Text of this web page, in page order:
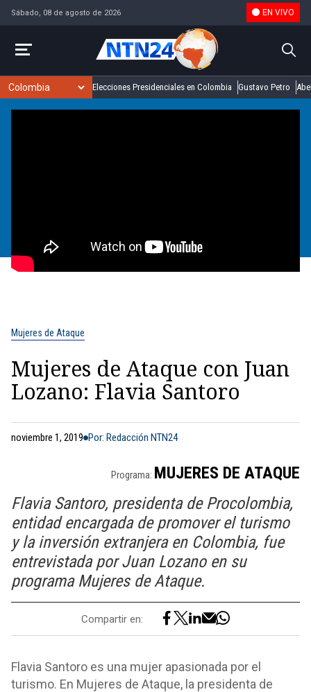
Sábado, 08 de agosto de 2026 EN VIVO
Elecciones Presidenciales en Colombia Gustavo Petro
Mujeres de Ataque
Mujeres de Ataque con Juan
Lozano: Flavia Santoro
noviembre 1, 2019 Por: Redacción NTN24
Programa: MUJERES DE ATAQUE
Flavia Santoro, presidenta de Procolombia,
entidad encargada de promover el turismo
y la inversión extranjera en Colombia, fue
entrevistada por Juan Lozano en su
programa Mujeres de Ataque.
Compartir en:
Flavia Santoro es una mujer apasionada por el
turismo. En Mujeres de Ataque, la presidenta de